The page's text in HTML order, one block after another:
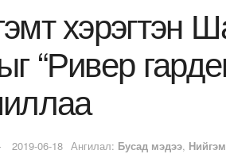
хэрэгтэн
“Ривер
2019-06-18 Ангилал: Бусад мэдээ, Нийгэм